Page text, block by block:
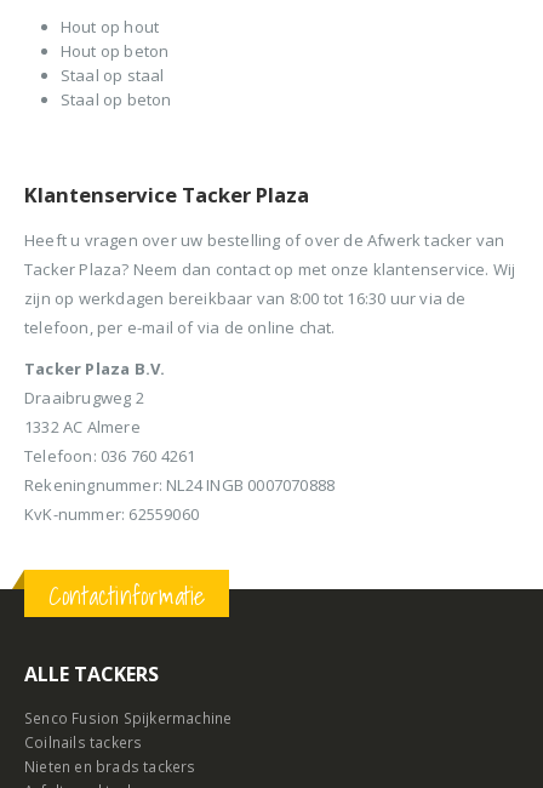
Hout op hout
Hout op beton
Staal op staal
Staal op beton
Klantenservice Tacker Plaza
Heeft u vragen over uw bestelling of over de Afwerk tacker van
Tacker Plaza? Neem dan contact op met onze klantenservice. Wij
zijn op werkdagen bereikbaar van 8:00 tot 16:30 uur via de
telefoon, per e-mail of via de online chat.
Tacker Plaza B.V.
Draaibrugweg 2
1332 AC Almere
Telefoon: 036 760 4261
Rekeningnummer: NL24 INGB 0007070888
KvK-nummer: 62559060
Contactinformatie
ALLE TACKERS
Senco Fusion Spijkermachine
Coilnails tackers
Nieten en brads tackers